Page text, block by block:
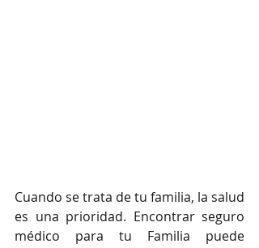
Cuando se trata de tu familia, la salud
es una prioridad. Encontrar seguro
médico para tu Familia puede